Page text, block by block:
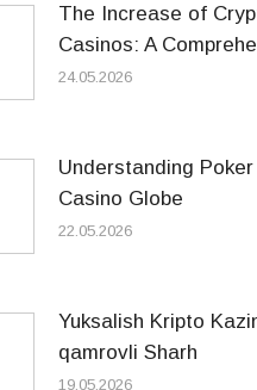
The Increase of
Casinos: A
24.05.2026
Understanding
Casino Globe
22.05.2026
Yuksalish Kripto
qamrovli Sharh
19.05.2026